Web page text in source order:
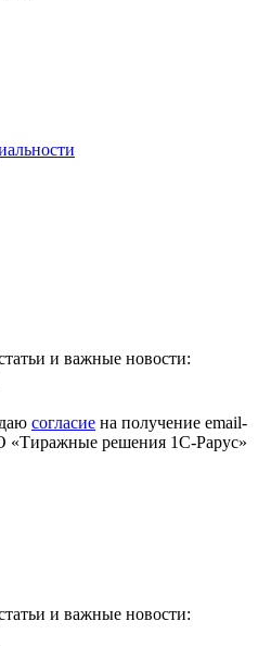
и важные новости:
согласие на получение email-
«Тиражные решения 1С-Рарус»
и важные новости: